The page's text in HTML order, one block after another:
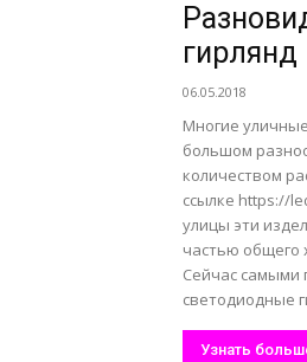
гирлянд
06.05.2018
Многие
большом
количеством
ссылке https://
улицы эти
частью общего
Сейчас самыми
светодиодные
Узнать